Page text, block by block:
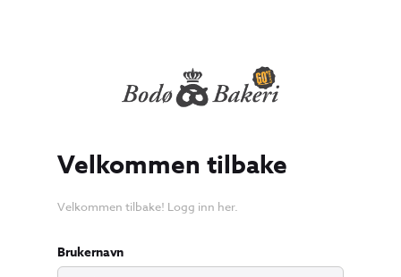
Velkommen tilbake
Velkommen tilbake! Logg inn her.
Brukernavn